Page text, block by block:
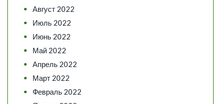
Август 2022
Июль 2022
Июнь 2022
Май 2022
Апрель 2022
Март 2022
Февраль 2022